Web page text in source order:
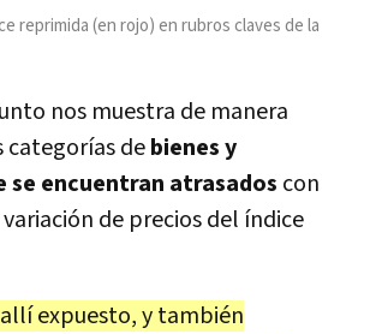
reprimida (en rojo) en rubros claves de la
nos muestra de manera
categorías debienes y
se encuentran atrasados con
de precios del índice
expuesto, y también